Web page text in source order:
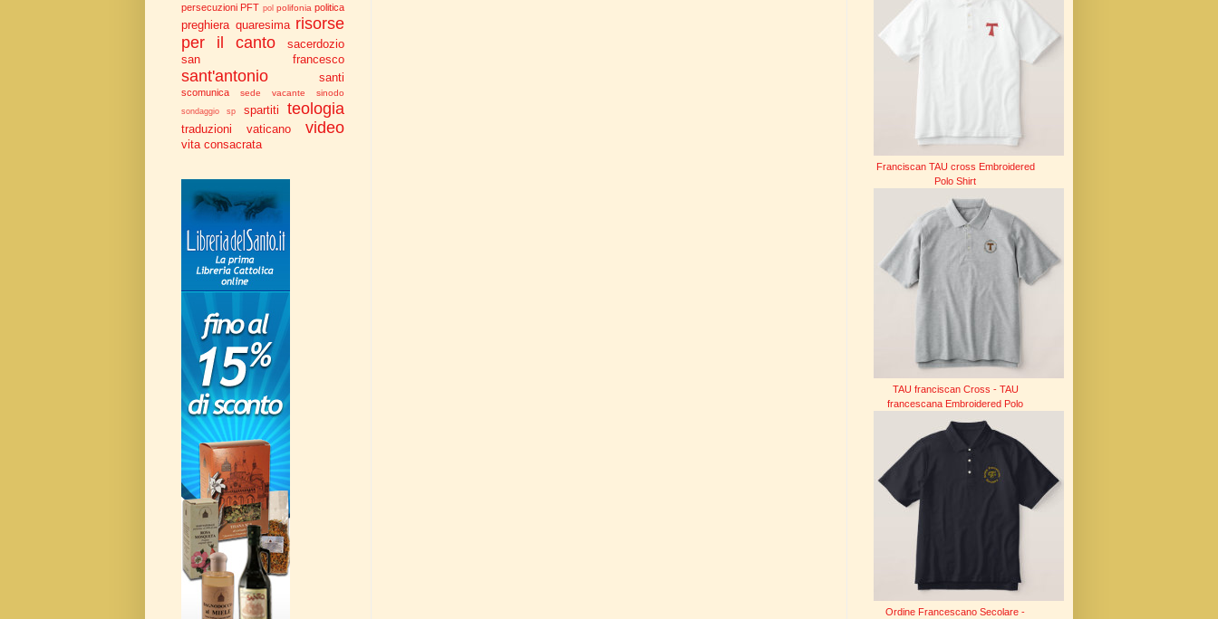
persecuzioni PFT pol polifonia politica
preghiera quaresima risorse
per il canto
sacerdozio
san francesco
sant'antonio santi
scomunica sede vacante sinodo
sondaggio sp spartiti teologia
traduzioni vaticano video
vita consacrata
Franciscan TAU cross Embroidered
Polo Shirt
TAU franciscan Cross - TAU
francescana Embroidered Polo
Ordine Francescano Secolare -